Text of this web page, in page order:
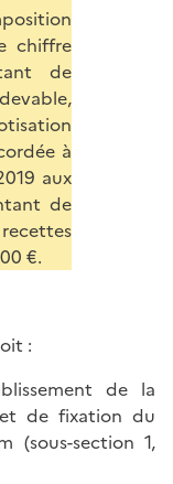
chiffre
de
à
aux
de
€.
:
de la
de fixation du
(sous-section 1,